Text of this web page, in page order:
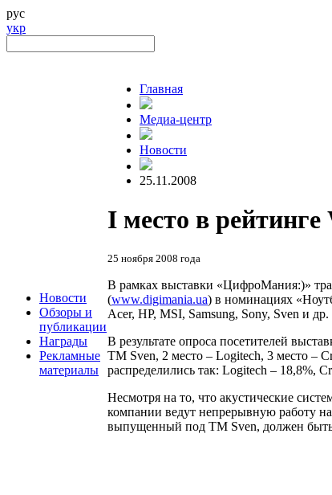
рус
укр
Новости
Обзоры и
публикации
Награды
Рекламные
материалы
Главная
Медиа-центр
Новости
25.11.2008
I место в
25 ноября 2008 года
В рамках выставки «ЦифроМания:)»
(www.digimania.ua) в номинациях
Acer, HP, MSI, Samsung, Sony, Sven и др.
В результате опроса посетителей
TM Sven, 2 место – Logitech, 3 место –
распределились так: Logitech – 18,8%,
Несмотря на то, что акустические
компании ведут непрерывную работу
выпущенный под TM Sven, должен